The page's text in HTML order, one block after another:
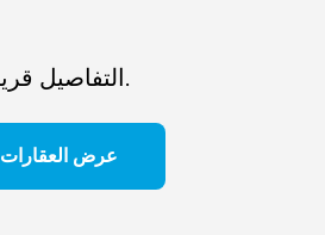
التفاصيل قريباً.
عرض العقارات